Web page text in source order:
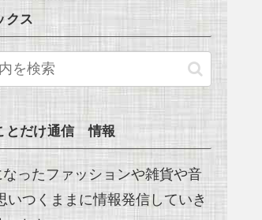
クス
とだけ通信 情報
なったファッションや雑貨や音
いつくままに情報発信していき